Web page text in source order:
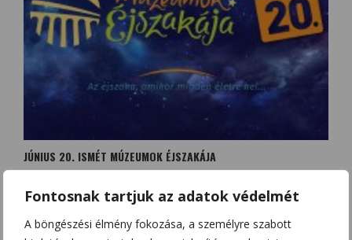
Fontosnak tartjuk az adatok védelmét
A böngészési élmény fokozása, a személyre szabott
JÚNIUS 20. ISMÉT MÚZEUMOK ÉJSZAKÁJA